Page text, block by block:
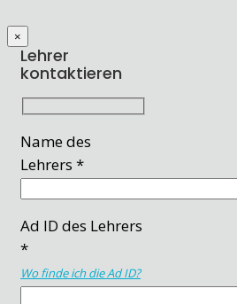
×
Lehrer
kontaktieren
Name des
Lehrers *
Ad ID des Lehrers
*
Wo finde ich die Ad ID?